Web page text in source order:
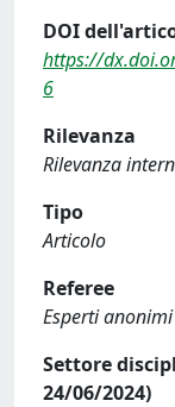
DOI
https://
6
Rilevanza
Rilevanza
Tipo
Articolo
Referee
Esperti anonimi
Settore
24/06/2024)